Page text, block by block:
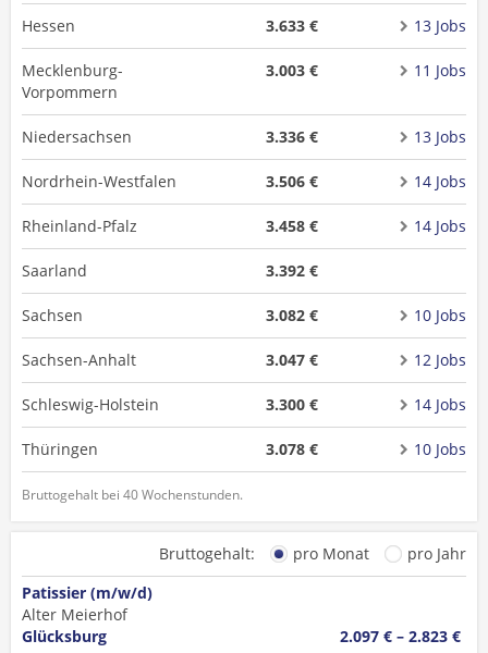
Hessen 3.633 € 13 Jobs
Mecklenburg-
Vorpommern
3.003 € 11 Jobs
Niedersachsen 3.336 € 13 Jobs
Nordrhein-Westfalen 3.506 € 14 Jobs
Rheinland-Pfalz 3.458 € 14 Jobs
Saarland 3.392 €
Sachsen 3.082 € 10 Jobs
Sachsen-Anhalt 3.047 € 12 Jobs
Schleswig-Holstein 3.300 € 14 Jobs
Thüringen 3.078 € 10 Jobs
Bruttogehalt bei 40 Wochenstunden.
Bruttogehalt: pro Monat
pro Jahr
Patissier (m/w/d)
Alter Meierhof
Glücksburg
2.097 € – 2.823 €